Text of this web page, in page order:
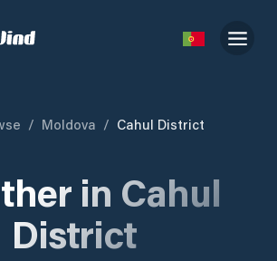
/ Moldova / Cahul District
in Cahul
District